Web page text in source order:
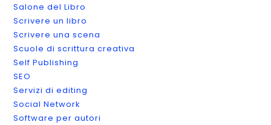
Salone del Libro
Scrivere un libro
Scrivere una scena
Scuole di scrittura creativa
Self Publishing
SEO
Servizi di editing
Social Network
Software per autori